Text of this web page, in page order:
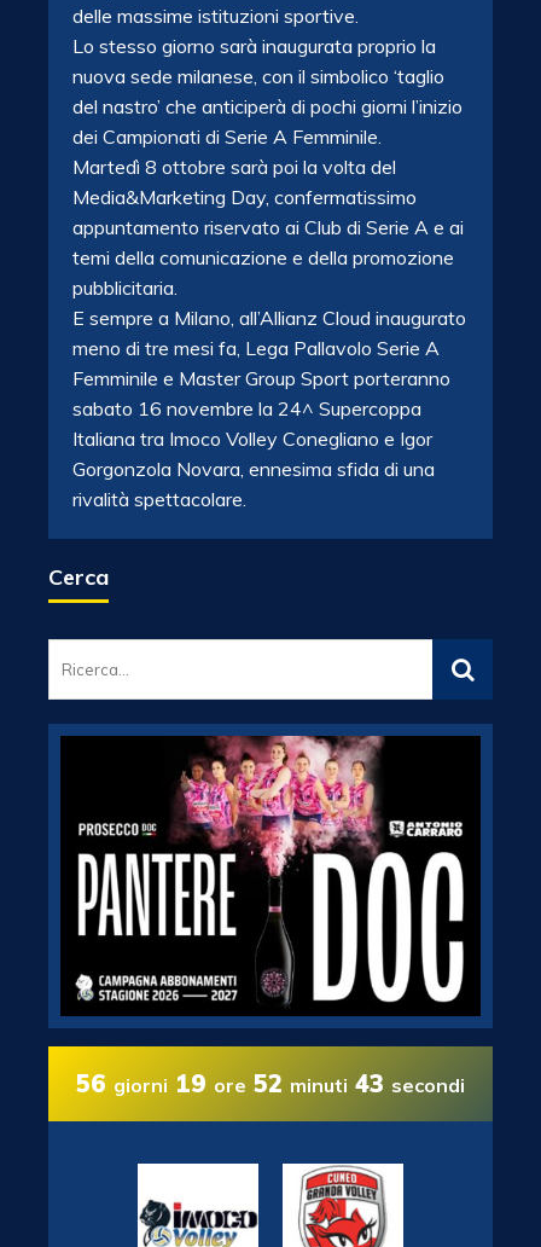
delle massime istituzioni sportive.
Lo stesso giorno sarà inaugurata proprio la
nuova sede milanese, con il simbolico ‘taglio
del nastro’ che anticiperà di pochi giorni l’inizio
dei Campionati di Serie A Femminile.
Martedì 8 ottobre sarà poi la volta del
Media&Marketing Day, confermatissimo
appuntamento riservato ai Club di Serie A e ai
temi della comunicazione e della promozione
pubblicitaria.
E sempre a Milano, all’Allianz Cloud inaugurato
meno di tre mesi fa, Lega Pallavolo Serie A
Femminile e Master Group Sport porteranno
sabato 16 novembre la 24^ Supercoppa
Italiana tra Imoco Volley Conegliano e Igor
Gorgonzola Novara, ennesima sfida di una
rivalità spettacolare.
Cerca
56 giorni 19 ore 52 minuti 42 secondi